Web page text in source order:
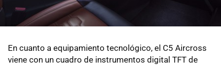
En cuanto a equipamiento tecnológico, el C5 Aircross
viene con un cuadro de instrumentos digital TFT de